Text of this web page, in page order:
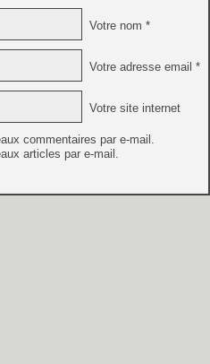
Votre nom *
Votre adresse email *
Votre site internet
commentaires par e-mail.
articles par e-mail.